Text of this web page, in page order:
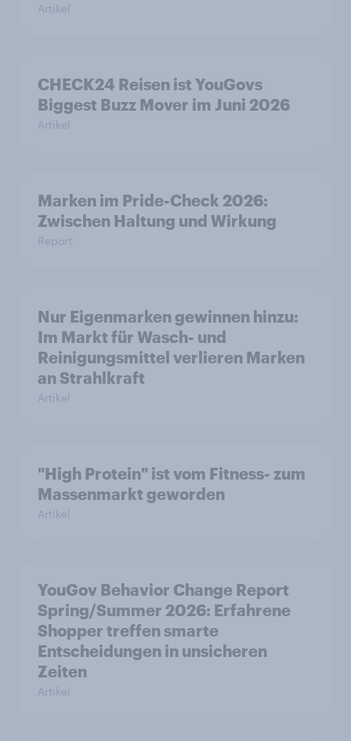
Artikel
CHECK24 Reisen ist YouGovs
Biggest Buzz Mover im Juni 2026
Artikel
Marken im Pride-Check 2026:
Zwischen Haltung und Wirkung
Report
Nur Eigenmarken gewinnen hinzu:
Im Markt für Wasch- und
Reinigungsmittel verlieren Marken
an Strahlkraft
Artikel
"High Protein" ist vom Fitness- zum
Massenmarkt geworden
Artikel
YouGov Behavior Change Report
Spring/Summer 2026: Erfahrene
Shopper treffen smarte
Entscheidungen in unsicheren
Zeiten
Artikel